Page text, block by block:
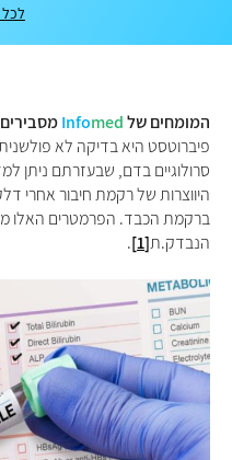
המומחים של Infomed
פיברוטסט היא בדיקה לא
סרולוגיים בדם, שבעזרתם ניתן
היווצרות של רקמת חיבור אחרי
ברקמת הכבד. הפרמטרים האלו
הנבדק.ת[1]
.